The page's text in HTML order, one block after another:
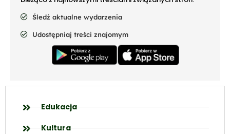
Śledź aktualne wydarzenia
Udostępniaj treści znajomym
Edukacja
Kultura